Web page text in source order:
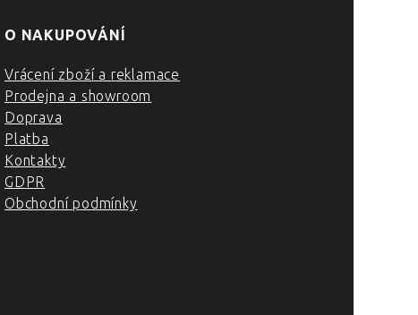
O NAKUPOVÁNÍ
Vrácení zboží a reklamace
Prodejna a showroom
Doprava
Platba
Kontakty
GDPR
Obchodní podmínky